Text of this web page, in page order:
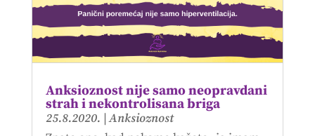
Anksioznost nije samo neopravdani
strah i nekontrolisana briga
25.8.2020. |Anksioznost